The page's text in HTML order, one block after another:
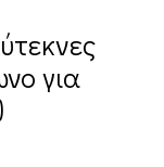
για